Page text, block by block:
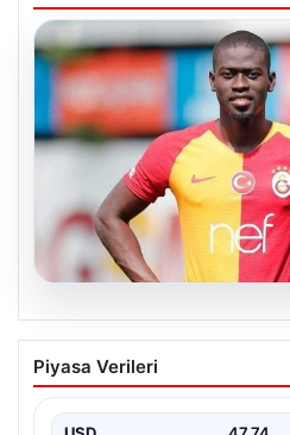
Resmi imzayı attı!
adresi çok şaşırttı
Piyasa Verileri